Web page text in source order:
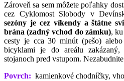
Zároveň sa sem môžete poľahky
cez Cyklomost Slobody v
sezóny je cez víkendy a štátne
brána (zadný vchod do zámku), ku
cesty je cca 30 minút (pešo)
bicyklami je do areálu
stojanoch pred vstupom.
Povrch: kamienkové chodníčky,